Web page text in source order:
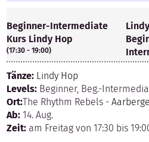
Beginner-Intermediate
Kurs Lindy Hop
(17:30 - 19:00)
Tänze: Lindy Hop
Levels: Beginner, Beg.-
Ort:The Rhythm Rebels -
Ab:14. Aug.
Zeit: am Freitag von 17:30 bis